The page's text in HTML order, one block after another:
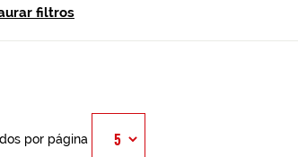
filtros
por página